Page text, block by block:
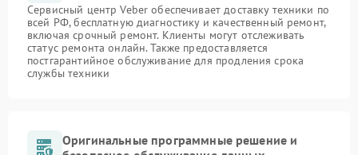
Сервисный центр Veber обеспечивает доставку техники по
всей РФ, бесплатную диагностику и качественный ремонт,
включая срочный ремонт. Клиенты могут отслеживать
статус ремонта онлайн. Также предоставляется
постгарантийное обслуживание для продления срока
службы техники
Оригинальные программные решение и